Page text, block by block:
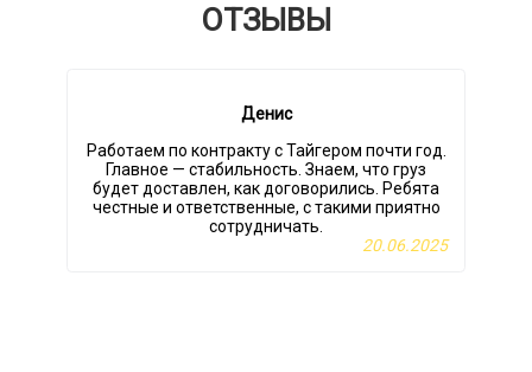
ОТЗЫВЫ
Денис
Работаем по контракту с Тайгером почти год.
Главное — стабильность. Знаем, что груз
будет доставлен, как договорились. Ребята
честные и ответственные, с такими приятно
сотрудничать.
20.06.2025